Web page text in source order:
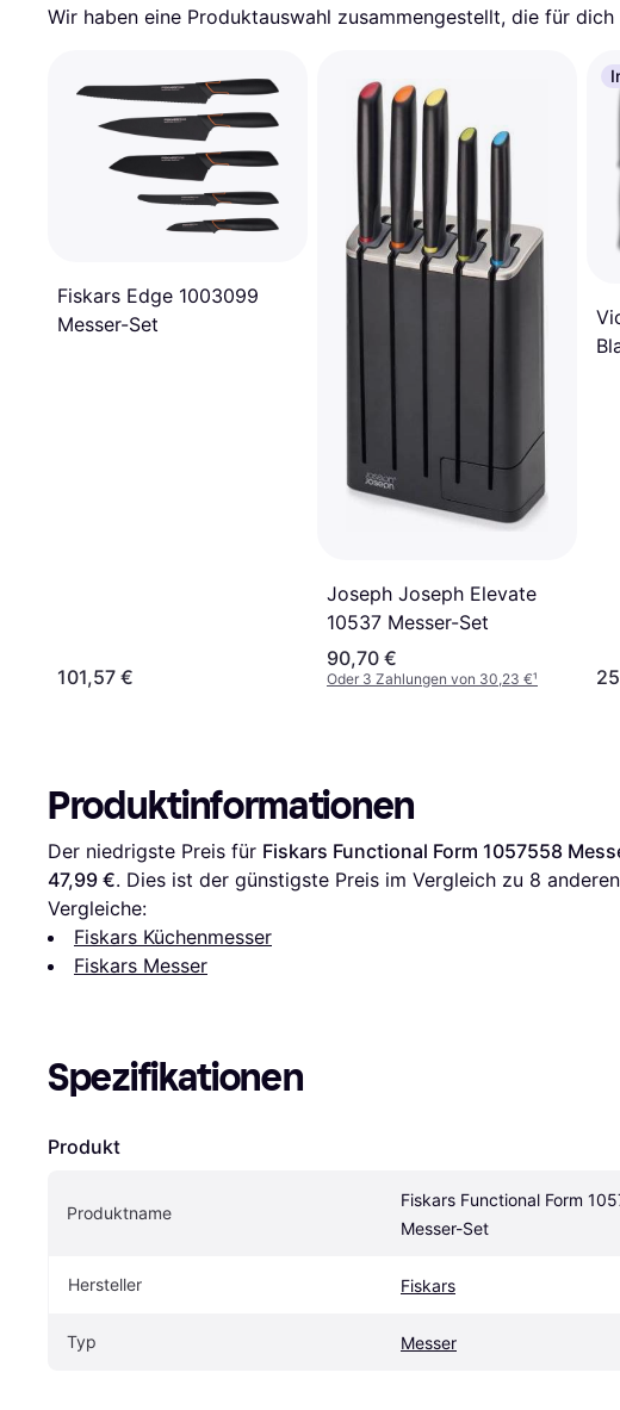
Wir haben eine Produktauswahl zusammengestellt, die für
Fiskars Edge 1003099
Messer-Set
101,57 €
Joseph Joseph Elevate
10537 Messer-Set
90,70 €
Oder 3 Zahlungen von 30,23 €¹
Produktinformationen
Der niedrigste Preis für Fiskars Functional Form 1057558
47,99 €. Dies ist der günstigste Preis im Vergleich zu 8
Vergleiche:
Fiskars Küchenmesser
Fiskars Messer
Spezifikationen
Produkt
Produktname
Fiskars Functional Form
Messer-Set
Hersteller Fiskars
Typ Messer